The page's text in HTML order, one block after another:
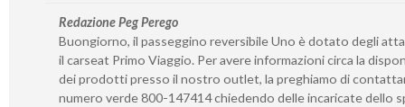
Redazione Peg Perego
Buongiorno, il passeggino reversibile Uno è dotato degli
il carseat Primo Viaggio. Per avere informazioni circa la
dei prodotti presso il nostro outlet, la preghiamo di
numero verde 800-147414 chiedendo delle incaricate dello